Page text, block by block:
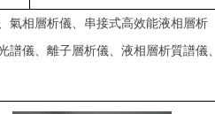
氣相層析儀、串接式高效能液相層析
譜儀、離子層析儀、液相層析質譜儀、